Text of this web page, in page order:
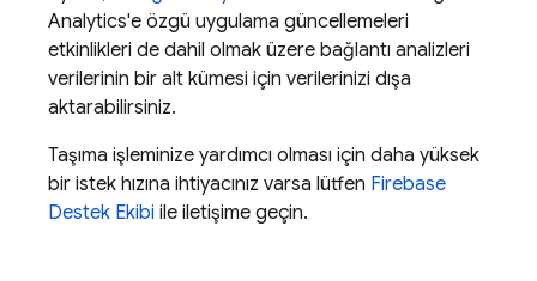
Analytics'e özgü uygulama güncellemeleri
etkinlikleri de dahil olmak üzere bağlantı analizleri
verilerinin bir alt kümesi için verilerinizi dışa
aktarabilirsiniz.
Taşıma işleminize yardımcı olması için daha yüksek
bir istek hızına ihtiyacınız varsa lütfen Firebase
Destek Ekibi ile iletişime geçin.